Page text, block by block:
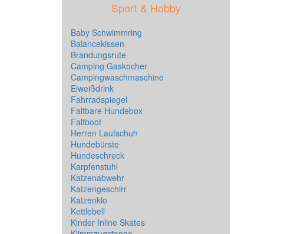
Sport & Hobby
Baby Schwimmring
Balancekissen
Brandungsrute
Camping Gaskocher
Campingwaschmaschine
Eiweißdrink
Fahrradspiegel
Faltbare Hundebox
Faltboot
Herren Laufschuh
Hundebürste
Hundeschreck
Karpfenstuhl
Katzenabwehr
Katzengeschirr
Katzenklo
Kettlebell
Kinder Inline Skates